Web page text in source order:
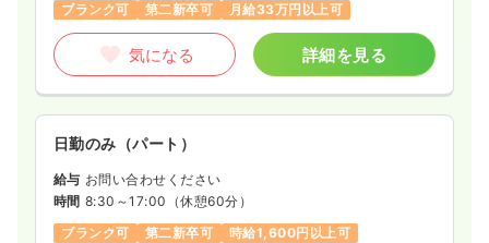
ブランク可
第二新卒可 月給33万円以上可
気になる 詳細を見る
日勤のみ（パート）
給与 お問い合わせください
時間 8:30～17:00 （休憩60分）
ブランク可
第二新卒可 時給1,600円以上可